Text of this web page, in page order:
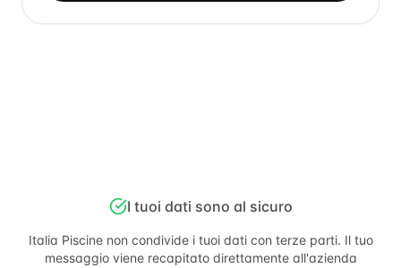
I tuoi dati sono al sicuro
Italia Piscinenon condivide i tuoi dati con terze parti. Il tuo
messaggio viene recapitato direttamente all'azienda